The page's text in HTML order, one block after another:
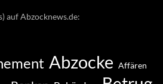
auf Abzocknews.de:
Abzocke Affären